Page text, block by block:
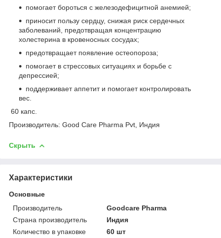
помогает бороться с железодефицитной анемией;
приносит пользу сердцу, снижая риск сердечных
заболеваний, предотвращая концентрацию
холестерина в кровеносных сосудах;
предотвращает появление остеопороза;
помогает в стрессовых ситуациях и борьбе с
депрессией;
поддерживает аппетит и помогает контролировать
вес.
60 капс.
Производитель: Good Care Pharma Pvt, Индия
Скрыть
Характеристики
Основные
Производитель
Goodcare Pharma
Страна производитель
Индия
Количество в упаковке
60 шт